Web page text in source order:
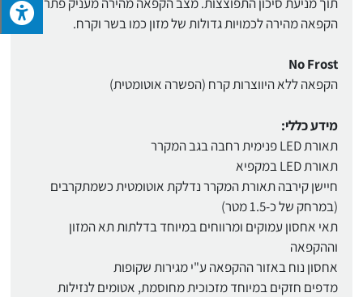
הקפאה מהירה לכמויות גדולות של מזון כמו בשר וקרח.
No Frost
הקפאה ללא היווצרות קרח (הפשרה אוטומטית)
מידע כללי:
תאורת LED פנימית רחבה בגב המקרר
תאורת LED במקפיא
חיישן קירבה תאורת המקרר נדלקת אוטומטית כשמתקרבים
(במרחק של כ-1.5 מטר)
תאי אחסון עמוקים ומרווחים במיוחד בדלתות תא המזון
וההקפאה
אחסון נוח באזור ההקפאה ע"י מגירות שקופות
מדפים חזקים במיוחד מזכוכית מחוסמת, אטומים לנזילות